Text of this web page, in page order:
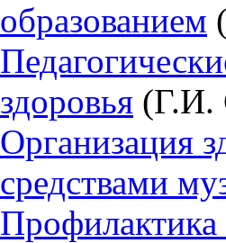
образованием
здоровья (Г.И.
Организация
средствами